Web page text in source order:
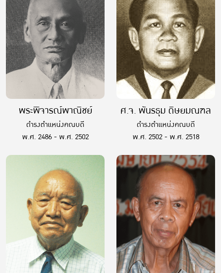
พระพิจารณ์พาณิชย์
ดำรงตำแหน่งคณบดี
พ.ศ. 2486 - พ.ศ. 2502
ศ.จ. พันรธุม ดิษยมณฑล
ดำรงตำแหน่งคณบดี
พ.ศ. 2502 - พ.ศ. 2518